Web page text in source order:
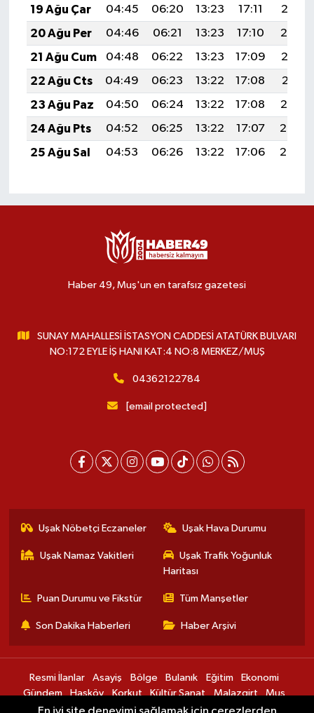
19 Ağu Çar
04:45 06:20 13:23 17:11
20:16
20 Ağu Per
04:46 06:21 13:23 17:10
20:14
21 Ağu Cum
04:48 06:22 13:23 17:09
20:13
22 Ağu Cts
04:49 06:23 13:22 17:08
20:11
23 Ağu Paz
04:50 06:24 13:22 17:08
20:10
24 Ağu Pts
04:52 06:25 13:22 17:07
20:08
25 Ağu Sal
04:53 06:26 13:22 17:06 20:07
Haber 49, Muş'un en tarafsız gazetesi
SUNAY MAHALLESİ İSTASYON CADDESİ ATATÜRK BULVARI
NO:172 EYLE İŞ HANI KAT:4 NO:8 MERKEZ/MUŞ
04362122784
[email protected]
Uşak Nöbetçi Eczaneler Uşak Hava Durumu
Uşak Namaz Vakitleri
Uşak Trafik Yoğunluk
Haritası
Puan Durumu ve Fikstür Tüm Manşetler
Son Dakika Haberleri Haber Arşivi
Resmi İlanlar Asayiş Bölge Bulanık Eğitim
Ekonomi
Gündem
Hasköy Korkut Kültür Sanat Malazgirt
Muş
Sağlık
Spor Teknoloji Varto